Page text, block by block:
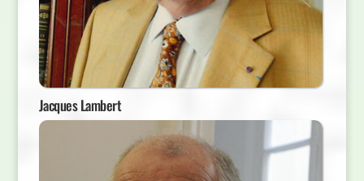
Jacques Lambert